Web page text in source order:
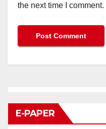
the next time I comment.
E-PAPER